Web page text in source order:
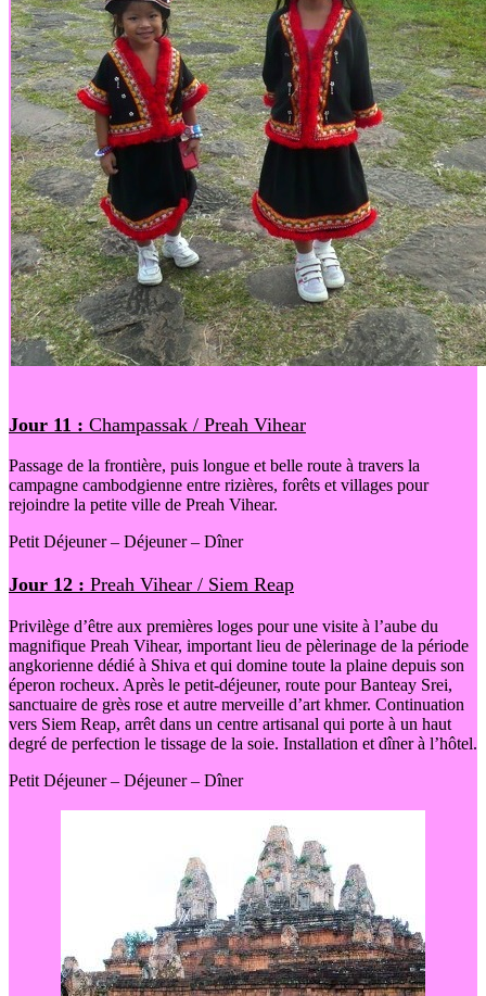
Jour 11 : Champassak / Preah Vihear
Passage de la frontière, puis longue et belle route à travers la
campagne cambodgienne entre rizières, forêts et villages pour
rejoindre la petite ville de Preah Vihear.
Petit Déjeuner – Déjeuner – Dîner
Jour 12 : Preah Vihear / Siem Reap
Privilège d’être aux premières loges pour une visite à l’aube du
magnifique Preah Vihear, important lieu de pèlerinage de la période
angkorienne dédié à Shiva et qui domine toute la plaine depuis son
éperon rocheux. Après le petit-déjeuner, route pour Banteay Srei,
sanctuaire de grès rose et autre merveille d’art khmer. Continuation
vers Siem Reap, arrêt dans un centre artisanal qui porte à un haut
degré de perfection le tissage de la soie. Installation et dîner à l’hôtel.
Petit Déjeuner – Déjeuner – Dîner